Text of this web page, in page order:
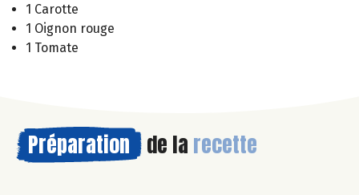
1 Carotte
1 Oignon rouge
1 Tomate
Préparation de la recette